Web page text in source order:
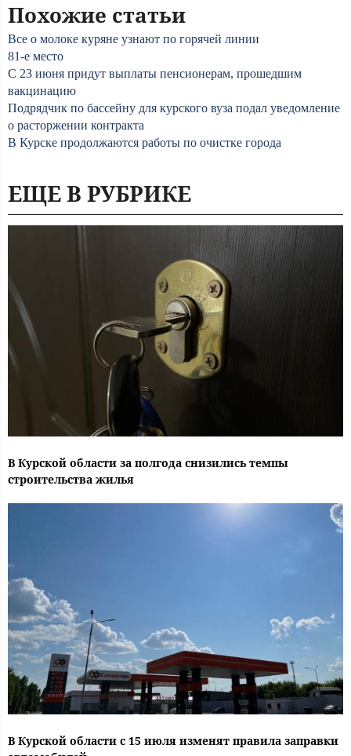
Похожие статьи
Все о молоке куряне узнают по горячей линии
81-е место
С 23 июня придут выплаты пенсионерам, прошедшим
вакцинацию
Подрядчик по бассейну для курского вуза подал уведомление
о расторжении контракта
В Курске продолжаются работы по очистке города
ЕЩЕ В РУБРИКЕ
В Курской области за полгода снизились темпы
строительства жилья
В Курской области с 15 июля изменят правила заправки